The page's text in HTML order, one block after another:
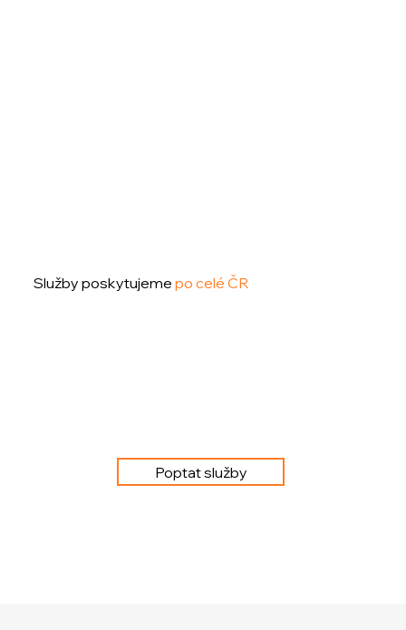
Služby poskytujemepo celé ČR
Poptat služby